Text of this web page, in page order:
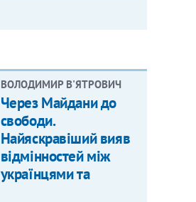
ВОЛОДИМИР В'ЯТРОВИЧ
Через Майдани до
свободи.
Найяскравіший вияв
відмінностей між
українцями та